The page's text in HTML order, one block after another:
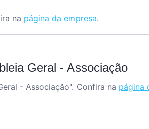
na página da empresa.
Geral - Associação
- Associação". Confira na página